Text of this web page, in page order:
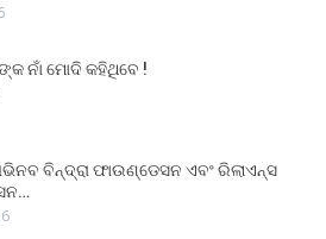
ନାଁ ମୋଦି କହିଥିବେ !
ବିନ୍ଦ୍ରା ଫାଉଣ୍ଡେସନ ଏବଂ ରିଲାଏନ୍ସ